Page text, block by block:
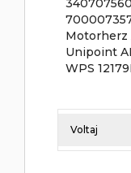
Motorherz
Unipoint
WPS
Voltaj